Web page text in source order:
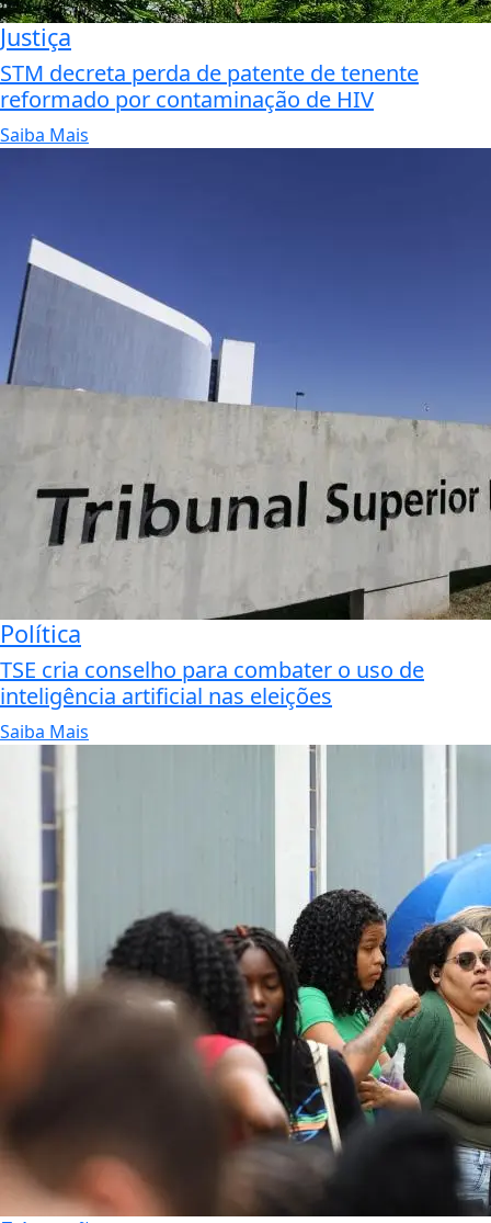
Justiça
STM decreta perda de patente de tenente
reformado por contaminação de HIV
Saiba Mais
Política
TSE cria conselho para combater o uso de
inteligência artificial nas eleições
Saiba Mais